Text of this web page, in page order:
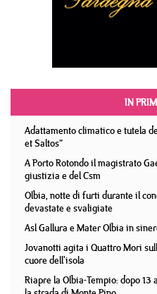
IN
Adattamento climatico e tutela
et Saltos”
A Porto Rotondo il magistrato
giustizia e del Csm
Olbia, notte di furti durante il
devastate e svaligiate
Asl Gallura e Mater Olbia in
Jovanotti agita i Quattro Mori
cuore dell'isola
Riapre la Olbia-Tempio: dopo